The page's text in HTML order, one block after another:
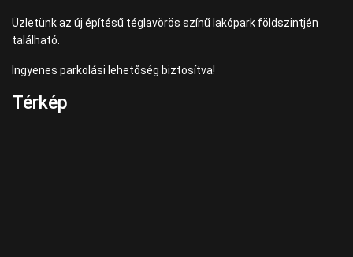
Üzletünk az új építésű téglavörös színű lakópark földszintjén
található.
Ingyenes parkolási lehetőség biztosítva!
Térkép